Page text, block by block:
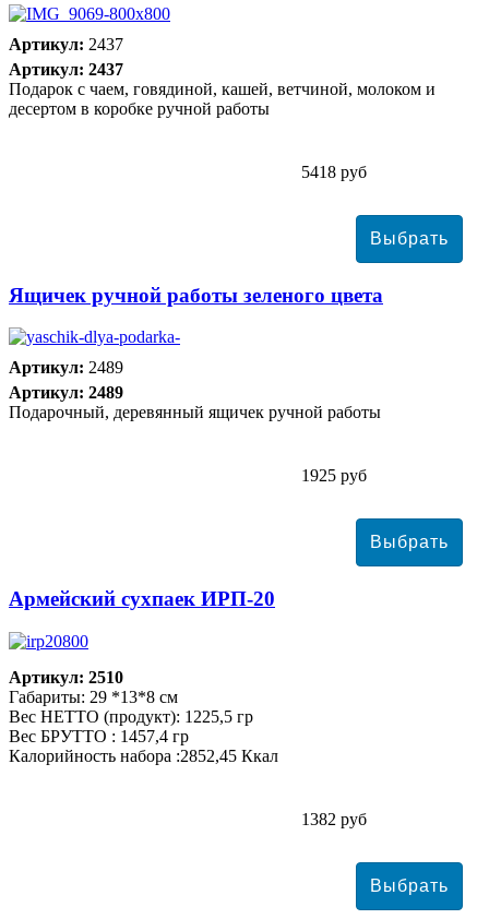
Артикул: 2437
Артикул: 2437
Подарок с чаем, говядиной, кашей, ветчиной, молоком и
десертом в коробке ручной работы
5418 руб
Ящичек ручной работы зеленого цвета
Артикул: 2489
Артикул: 2489
Подарочный, деревянный ящичек ручной работы
1925 руб
Армейский сухпаек ИРП-20
Артикул: 2510
Габариты: 29 *13*8 см
Вес НЕТТО (продукт): 1225,5 гр
Вес БРУТТО : 1457,4 гр
Калорийность набора :2852,45 Ккал
1382 руб